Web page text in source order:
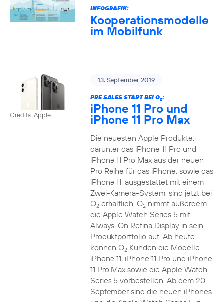
INFOGRAFIK:
Kooperationsmodelle
im Mobilfunk
Credits: Apple
13. September 2019
PRE SALES START BEI O2:
iPhone 11 Pro und
iPhone 11 Pro Max
Die neuesten Apple Produkte,
darunter das iPhone 11 Pro und
iPhone 11 Pro Max aus der neuen
Pro Reihe für das iPhone, sowie das
iPhone 11, ausgestattet mit einem
Zwei-Kamera-System, sind jetzt bei
O2erhältlich. O2nimmt außerdem
die Apple Watch Series 5 mit
Always-On Retina Display in sein
Produktportfolio auf. Ab heute
können O2Kunden die Modelle
iPhone 11, iPhone 11 Pro und iPhone
11 Pro Max sowie die Apple Watch
Series 5 vorbestellen. Ab dem 20.
September sind die neuen iPhones